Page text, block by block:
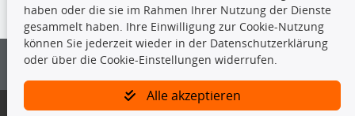
nicht kopiert werden.
Es ist zu unterlassen, die Daten oder die gesamte Datenbank ohne
vorherige Zustimmung von TecDoc zu vervielfältigen, zu verbreiten
und/oder diese Handlungen durch Dritte ausführen zu lassen. Ein
Bitte prüfen Sie, ob das über unseren Onlineshop identifizierte Ersatzteil
haben oder die sie im Rahmen Ihrer Nutzung der Dienste
gesammelt haben. Ihre Einwilligung zur Cookie-Nutzung
können Sie jederzeit wieder in der Datenschutzerklärung
oder über die Cookie-Einstellungen widerrufen.
Alle akzeptieren